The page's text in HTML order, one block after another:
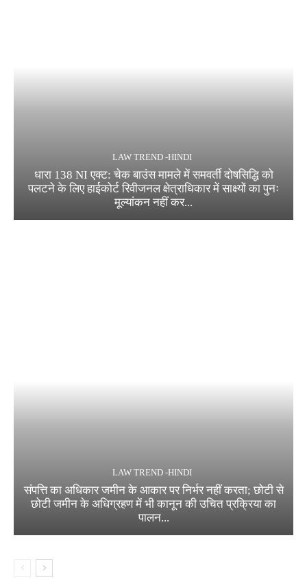
LAW TREND -HINDI
धारा 138 NI एक्ट: चेक बाउंस मामले में समवर्ती दोषसिद्धि को
पलटने के लिए हाईकोर्ट रिवीजनल क्षेत्राधिकार में साक्ष्यों का पुनः
मूल्यांकन नहीं कर...
LAW TREND -HINDI
संपत्ति का अधिकार जमीन के आकार पर निर्भर नहीं करता; छोटी से
छोटी जमीन के अधिग्रहण में भी कानून की उचित प्रक्रिया का
पालन...